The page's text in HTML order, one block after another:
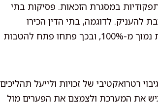
במסגרת הזכאות. פסיקות בתי
להעניק. לדוגמה, בתי הדין הכירו
פעמים רבות באוטיזם כבסיס לתלות מלאה בזולת, גם במדרג נכות נמוך מ-100%, ובכך פתחו פתח להטבות
רטרואקטיבי של זכויות ולייעל תהליכים
את המערכת ולצמצם את הפערים מול